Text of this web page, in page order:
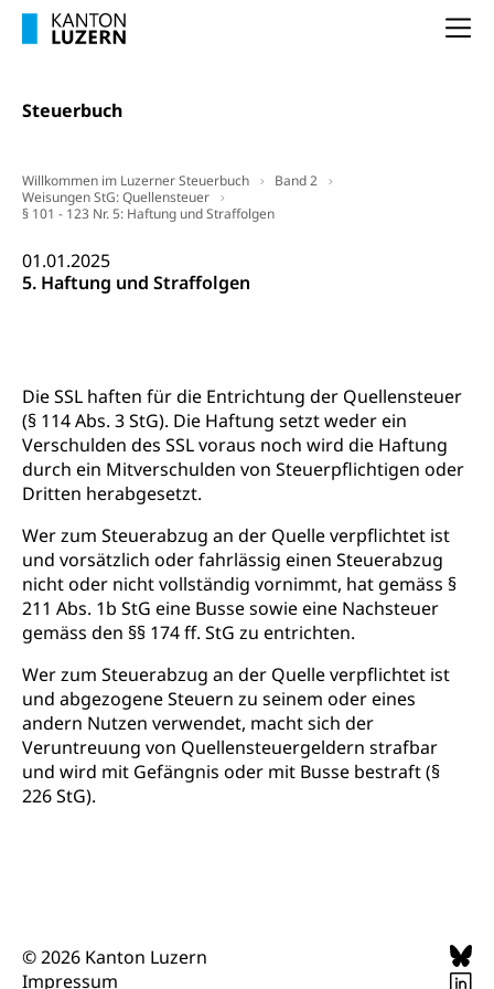
Steuerbuch
Willkommen im Luzerner Steuerbuch
Band 2
Weisungen StG: Quellensteuer
§ 101 - 123 Nr. 5: Haftung und Straffolgen
01.01.2025
5. Haftung und Straffolgen
Die SSL haften für die Entrichtung der Quellensteuer
(§ 114 Abs. 3 StG). Die Haftung setzt weder ein
Verschulden des SSL voraus noch wird die Haftung
durch ein Mitverschulden von Steuerpflichtigen oder
Dritten herabgesetzt.
Wer zum Steuerabzug an der Quelle verpflichtet ist
und vorsätzlich oder fahrlässig einen Steuerabzug
nicht oder nicht vollständig vornimmt, hat gemäss §
211 Abs. 1b StG eine Busse sowie eine Nachsteuer
gemäss den §§ 174 ff. StG zu entrichten.
Wer zum Steuerabzug an der Quelle verpflichtet ist
und abgezogene Steuern zu seinem oder eines
andern Nutzen verwendet, macht sich der
Veruntreuung von Quellensteuergeldern strafbar
und wird mit Gefängnis oder mit Busse bestraft (§
226 StG).
© 2026 Kanton Luzern
Impressum
Arbeitslosigkeit (gruezi.lu.ch)
Berufliche Selbständigkeit
Unterstützung der Wirtschaftsförderung
Handelsregister Luzern
Dienststelle Steuern - Wissenswertes
Pensionierung
Vorsorge, Altersvorsorge
AHV-Altersrente (WAS Luzern)
Altersvorsorge (gruezi.lu.ch)
Bildung und Forschung
Wissenschaft, Forschung, Entwicklung, Projekte
Pilotprojekte Klima
Innovative Projekte Landwirtschaft und
Projektförderung Universität Luzern unilu
Erwachsenenbildung und Weiterbildung
Umschulung, zweiter Bildungsweg,
Nachdiplomstudium, Zusatzlehre, Höhere
Berufsbildung, Berufsmatura nach Lehre,
Neuorientierung, Grundkompetenzen,
Berufsberatung, Standortbestimmung,
Studienberatung, Beratung und Unterstützung,
Berufsabschluss für Erwachsene
Erwachsenenmatura
Bildungsgutscheine Grundkompetenzen
Bildung & Berufsabschluss für Erwachsene
Fachperson Betreuung (verkürzte
Grundbildung)
Grundkompetenzen (einfach-besser.ch)
Berufliche Grundbildung
Lehre, Berufsfachschule, Lehrbetrieb, Lehrvertrag,
Berufsberatung, Qualifikationsverfahren,
Berufswahl & Berufsberatung, Schnupperlehre und
Lehrstellensuche, Berufsmaturität,
Brückenangebote, Zugewanderte & Arbeitsmarkt,
Fachstelle Berufsbildung
Informationen für Lernende und Gesetzliche
Campus Horw (HSLU)
Gymnasium, Handelsmittelschule, Sekundarstufe II,
Kantonsschule, Fachmittelschule, Fachmatura,